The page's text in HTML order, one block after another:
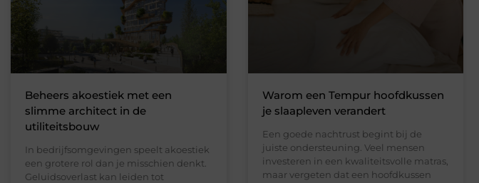
Beheers akoestiek met een
slimme architect in de
utiliteitsbouw
In bedrijfsomgevingen speelt akoestiek
een grotere rol dan je misschien denkt.
Geluidsoverlast kan leiden tot
Warom een Tempur hoofdkussen
je slaapleven verandert
Een goede nachtrust begint bij de
juiste ondersteuning. Veel mensen
investeren in een kwaliteitsvolle matras,
maar vergeten dat een hoofdkussen